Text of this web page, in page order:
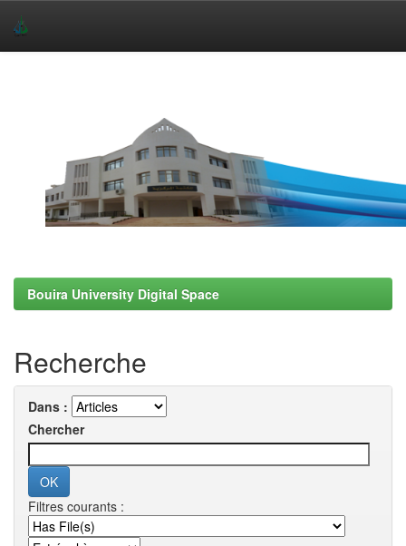
Bouira University Digital Space
Recherche
Dans :
Chercher
Filtres courants :